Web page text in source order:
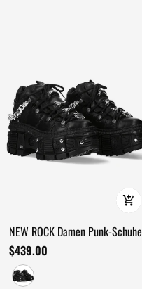
NEW ROCK Damen Punk-Schuhe
mit Ketten und Fledermausflügel-
Details
$439.00